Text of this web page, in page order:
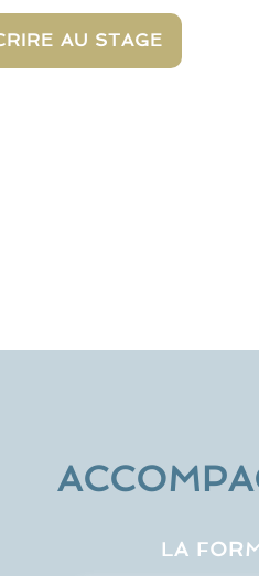
AU STAGE
LA